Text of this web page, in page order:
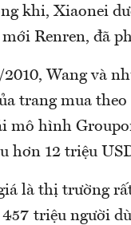
khi, Xiaonei
Renren, đã
Wang và
trang mua
mô hình
hơn 12 triệu
là thị trường
triệu người